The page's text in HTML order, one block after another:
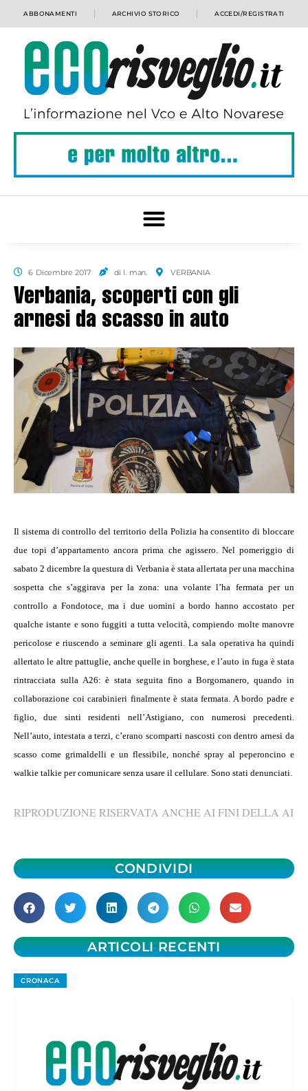
ABBONAMENTI ARCHIVIO STORICO ACCEDI/REGISTRATI
6 Dicembre 2017 di l. man. VERBANIA
Verbania, scoperti con gli
arnesi da scasso in auto
Il sistema di controllo del territorio della Polizia ha consentito di bloccare
due topi d’appartamento ancora prima che agissero. Nel pomeriggio di
sabato 2 dicembre la questura di Verbania è stata allertata per una macchina
sospetta che s’aggirava per la zona: una volante l’ha fermata per un
controllo a Fondotoce, ma i due uomini a bordo hanno accostato per
qualche istante e sono fuggiti a tutta velocità, compiendo molte manovre
pericolose e riuscendo a seminare gli agenti. La sala operativa ha quindi
allertato le altre pattuglie, anche quelle in borghese, e l’auto in fuga è stata
rintracciata sulla A26: è stata seguita fino a Borgomanero, quando in
collaborazione coi carabinieri finalmente è stata fermata. A bordo padre e
figlio, due sinti residenti nell’Astigiano, con numerosi precedenti.
Nell’auto, intestata a terzi, c’erano scomparti nascosti con dentro arnesi da
scasso come grimaldelli e un flessibile, nonché spray al peperoncino e
walkie talkie per comunicare senza usare il cellulare. Sono stati denunciati.
RIPRODUZIONE RISERVATA ANCHE AI FINI DELLA AI
CONDIVIDI
ARTICOLI RECENTI
CRONACA